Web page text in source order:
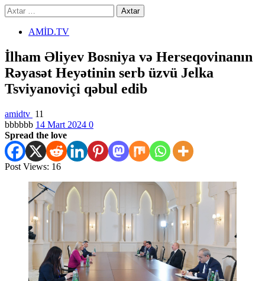
Axtarış:
AMİD.TV
İlham Əliyev Bosniya və Herseqovinanın
Rəyasət Heyətinin serb üzvü Jelka
Tsviyanoviçi qəbul edib
amidtv 11
bbbbbb 14 Mart 2024 0
Spread the love
Post Views: 16